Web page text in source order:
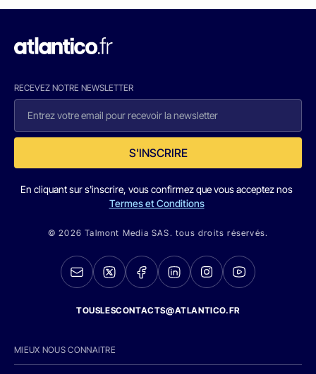
RECEVEZ NOTRE NEWSLETTER
S'INSCRIRE
En cliquant sur s'inscrire, vous confirmez que vous acceptez nos
Termes et Conditions
© 2026 Talmont Media SAS. tous droits réservés.
TOUSLESCONTACTS@ATLANTICO.FR
MIEUX NOUS CONNAITRE